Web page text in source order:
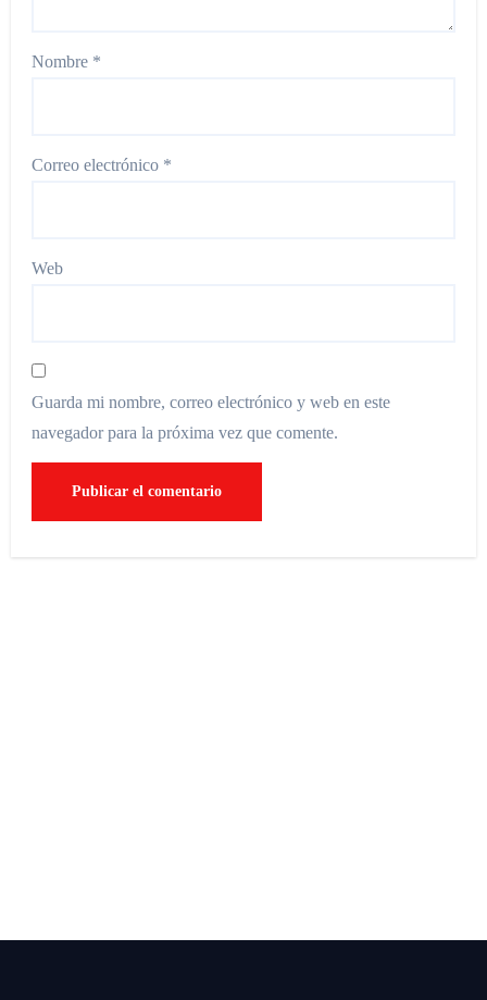
Nombre *
Correo electrónico *
Web
Guarda mi nombre, correo electrónico y web en este
navegador para la próxima vez que comente.